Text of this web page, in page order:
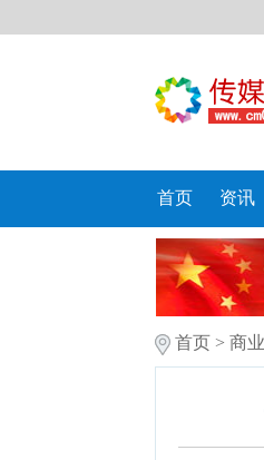
首页 资讯
首页> 商业